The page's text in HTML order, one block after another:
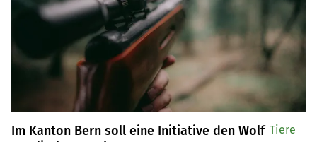
Im Kanton Bern soll eine Initiative den Wolf Tiere